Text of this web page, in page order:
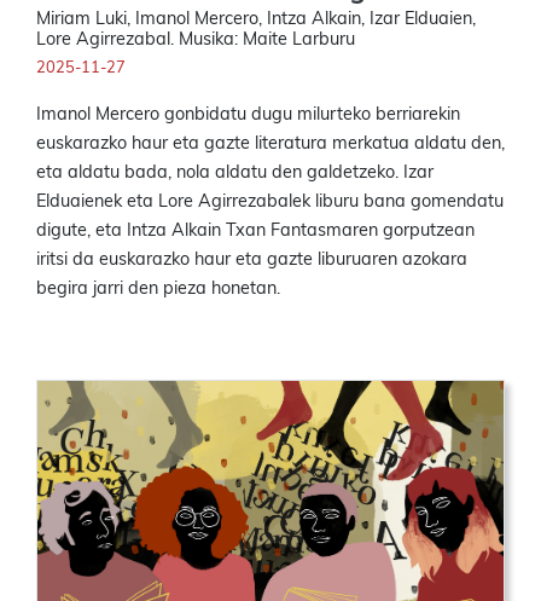
Miriam Luki, Imanol Mercero, Intza Alkain, Izar Elduaien,
Lore Agirrezabal. Musika: Maite Larburu
2025-11-27
Imanol Mercero gonbidatu dugu milurteko berriarekin
euskarazko haur eta gazte literatura merkatua aldatu den,
eta aldatu bada, nola aldatu den galdetzeko. Izar
Elduaienek eta Lore Agirrezabalek liburu bana gomendatu
digute, eta Intza Alkain Txan Fantasmaren gorputzean
iritsi da euskarazko haur eta gazte liburuaren azokara
begira jarri den pieza honetan.